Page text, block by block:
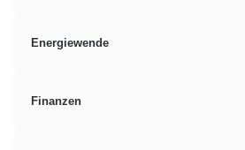
Energiewende
Finanzen